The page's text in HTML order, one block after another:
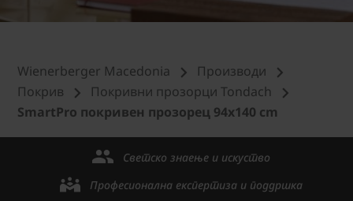
Wienerberger Macedonia
Производи
Покрив
Покривни прозорци Tondach
SmartPro покривен прозорец 94x140 cm
Светско знаење и искуство
Професионална експертиза и поддршка